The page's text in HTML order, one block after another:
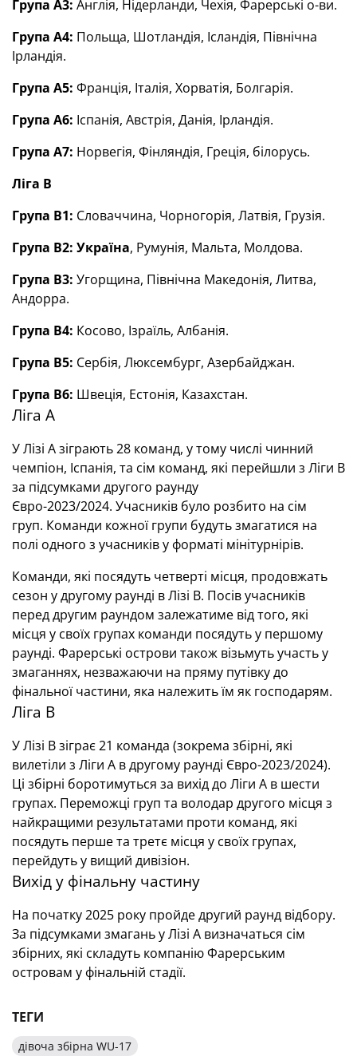
Група А3: Англія, Нідерланди, Чехія, Фарерські о-ви.
Група А4: Польща, Шотландія, Ісландія, Північна
Ірландія.
Група А5: Франція, Італія, Хорватія, Болгарія.
Група А6: Іспанія, Австрія, Данія, Ірландія.
Група А7: Норвегія, Фінляндія, Греція, білорусь.
Ліга В
Група В1: Словаччина, Чорногорія, Латвія, Грузія.
Група В2: Україна, Румунія, Мальта, Молдова.
Група В3: Угорщина, Північна Македонія, Литва,
Андорра.
Група В4: Косово, Ізраїль, Албанія.
Група В5: Сербія, Люксембург, Азербайджан.
Група В6: Швеція, Естонія, Казахстан.
Ліга А
У Лізі А зіграють 28 команд, у тому числі чинний
чемпіон, Іспанія, та сім команд, які перейшли з Ліги B
за підсумками другого раунду
Євро-2023/2024. Учасників було розбито на сім
груп. Команди кожної групи будуть змагатися на
полі одного з учасників у форматі мінітурнірів.
Команди, які посядуть четверті місця, продовжать
сезон у другому раунді в Лізі В. Посів учасників
перед другим раундом залежатиме від того, які
місця у своїх групах команди посядуть у першому
раунді. Фарерські острови також візьмуть участь у
змаганнях, незважаючи на пряму путівку до
фінальної частини, яка належить їм як господарям.
Ліга В
У Лізі B зіграє 21 команда (зокрема збірні, які
вилетіли з Ліги А в другому раунді Євро-2023/2024).
Ці збірні боротимуться за вихід до Ліги А в шести
групах. Переможці груп та володар другого місця з
найкращими результатами проти команд, які
посядуть перше та третє місця у своїх групах,
перейдуть у вищий дивізіон.
Вихід у фінальну частину
На початку 2025 року пройде другий раунд відбору.
За підсумками змагань у Лізі А визначаться сім
збірних, які складуть компанію Фарерським
островам у фінальній стадії.
ТЕГИ
дівоча збірна WU-17